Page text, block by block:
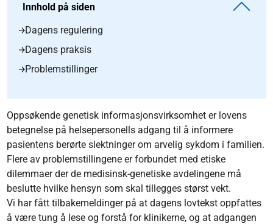
Innhold på siden
Dagens regulering
Dagens praksis
Problemstillinger
Oppsøkende genetisk informasjonsvirksomhet er lovens
betegnelse på helsepersonells adgang til å informere
pasientens berørte slektninger om arvelig sykdom i familien.
Flere av problemstillingene er forbundet med etiske
dilemmaer der de medisinsk-genetiske avdelingene må
beslutte hvilke hensyn som skal tillegges størst vekt.
Vi har fått tilbakemeldinger på at dagens lovtekst oppfattes
å være tung å lese og forstå for klinikerne, og at adgangen